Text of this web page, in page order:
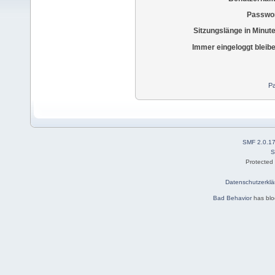
Sitzungslänge in
Immer eingeloggt
SMF 2.0.17
Bad Behaviorhas